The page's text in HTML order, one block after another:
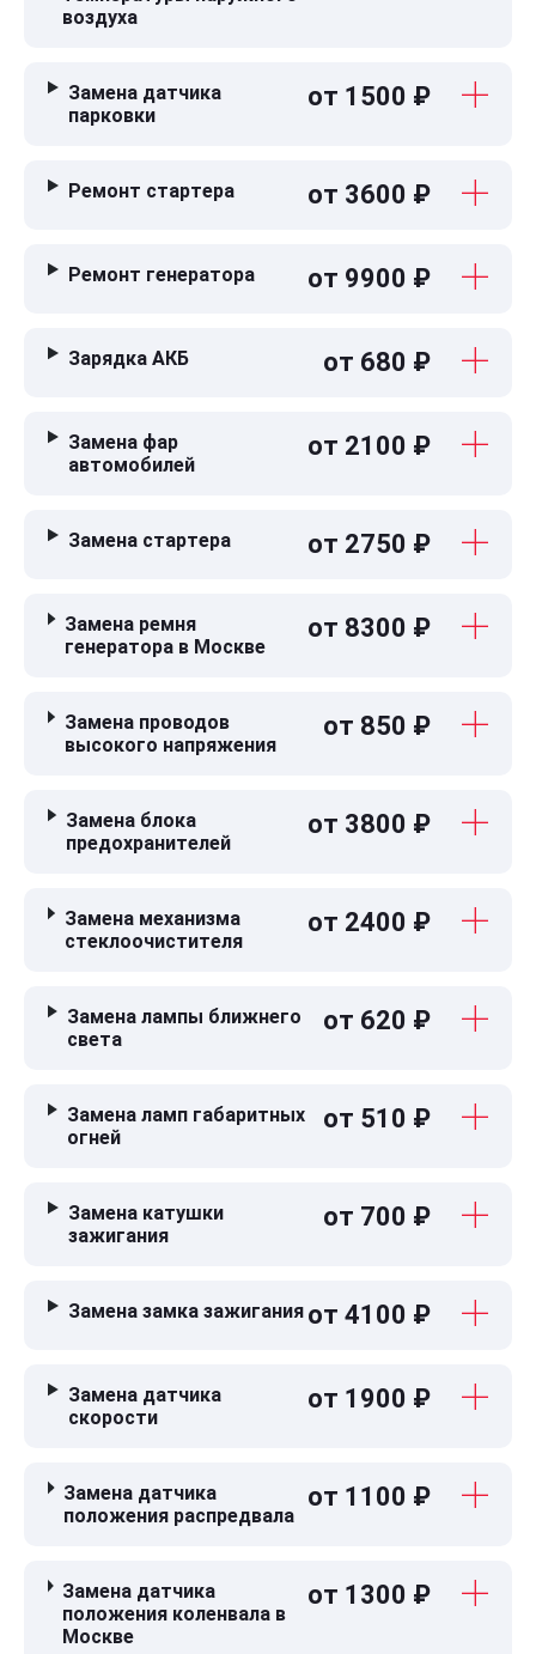
воздуха
Замена датчика
парковки
от 1500 ₽
Ремонт стартера от 3600 ₽
Ремонт генератора от 9900 ₽
Зарядка АКБ от 680 ₽
Замена фар
автомобилей
от 2100 ₽
Замена стартера от 2750 ₽
Замена ремня
генератора в Москве
от 8300 ₽
Замена проводов
высокого напряжения
от 850 ₽
Замена блока
предохранителей
от 3800 ₽
Замена механизма
стеклоочистителя
от 2400 ₽
Замена лампы ближнего
света
от 620 ₽
Замена ламп габаритных
огней
от 510 ₽
Замена катушки
зажигания
от 700 ₽
Замена замка зажигания от 4100 ₽
Замена датчика
скорости
от 1900 ₽
Замена датчика
положения распредвала
от 1100 ₽
Замена датчика
положения коленвала в
Москве
от 1300 ₽